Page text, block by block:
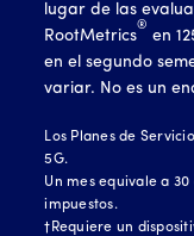
lugar de las
RootMetrics
®
en
en el segundo
variar. No es un
Los Planes de
5G.
Un mes equivale a
impuestos.
†Requiere un